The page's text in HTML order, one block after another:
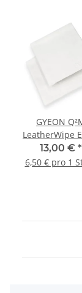
GYEON
LeatherWipe
Lederpflegetuch
cm 2
13,00 € *
6,50 € pro 1